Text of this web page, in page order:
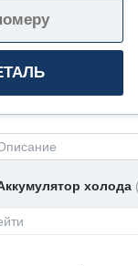
холода